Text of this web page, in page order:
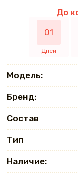
До
01
Дней
Модель:
Бренд:
Состав
Тип
Наличие: